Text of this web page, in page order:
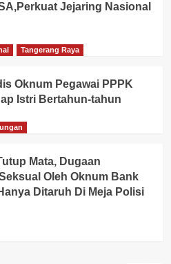
Jejaring Nasional
Tangerang Raya
Oknum Pegawai PPPK
Istri Bertahun-tahun
Mata, Dugaan
Oleh Oknum Bank
Ditaruh Di Meja Polisi